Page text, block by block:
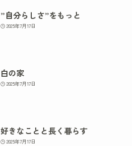
”自分らしさ”をもっと
2025年7月17日
白の家
2025年7月17日
好きなことと長く暮らす
2025年7月17日